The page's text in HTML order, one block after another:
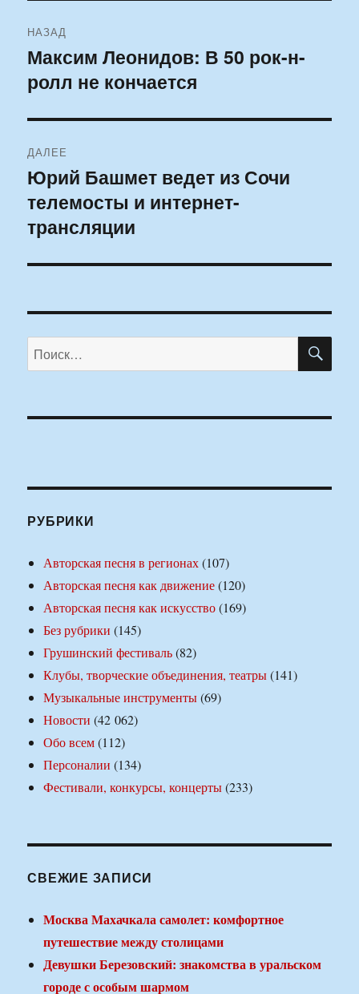
по
записям
НАЗАД
Предыдущая
запись:
Максим Леонидов: В 50 рок-н-
ролл не кончается
ДАЛЕЕ
Следующая
запись:
Юрий Башмет ведет из Сочи
телемосты и интернет-
трансляции
Искать:
РУБРИКИ
Авторская песня в регионах(107)
Авторская песня как движение(120)
Авторская песня как искусство(169)
Без рубрики (145)
Грушинский фестиваль(82)
Клубы, творческие объединения, театры(141)
Музыкальные инструменты(69)
Новости (42 062)
Обо всем(112)
Персоналии (134)
Фестивали, конкурсы, концерты(233)
СВЕЖИЕ ЗАПИСИ
Москва Махачкала самолет: комфортное
путешествие между столицами
Девушки Березовский: знакомства в уральском
городе с особым шармом